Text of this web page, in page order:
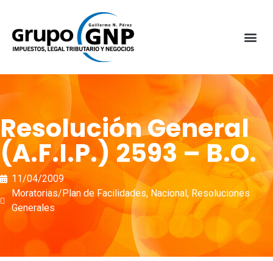
Resolución General
(A.F.I.P.) 2593 – B.O.
11/04/2009
Moratorias/Plan de Facilidades, Nacional, Resoluciones
Generales